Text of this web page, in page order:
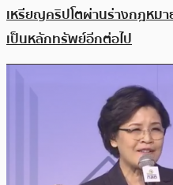
เหรียญคริปโตผ่านร่างกฎหมา
เป็นหลักทรัพย์อีกต่อไป